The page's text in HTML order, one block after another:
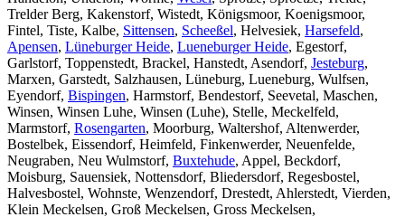
Trelder Berg, Kakenstorf, Wistedt, Königsmoor, Koenigsmoor,
Fintel, Tiste, Kalbe, Sittensen, Scheeßel, Helvesiek, Harsefeld,
Apensen, Lüneburger Heide, Lueneburger Heide, Egestorf,
Garlstorf, Toppenstedt, Brackel, Hanstedt, Asendorf, Jesteburg,
Marxen, Garstedt, Salzhausen, Lüneburg, Lueneburg, Wulfsen,
Eyendorf, Bispingen, Harmstorf, Bendestorf, Seevetal, Maschen,
Winsen, Winsen Luhe, Winsen (Luhe), Stelle, Meckelfeld,
Marmstorf, Rosengarten, Moorburg, Waltershof, Altenwerder,
Bostelbek, Eissendorf, Heimfeld, Finkenwerder, Neuenfelde,
Neugraben, Neu Wulmstorf, Buxtehude, Appel, Beckdorf,
Moisburg, Sauensiek, Nottensdorf, Bliedersdorf, Regesbostel,
Halvesbostel, Wohnste, Wenzendorf, Drestedt, Ahlerstedt, Vierden,
Klein Meckelsen, Groß Meckelsen, Gross Meckelsen,